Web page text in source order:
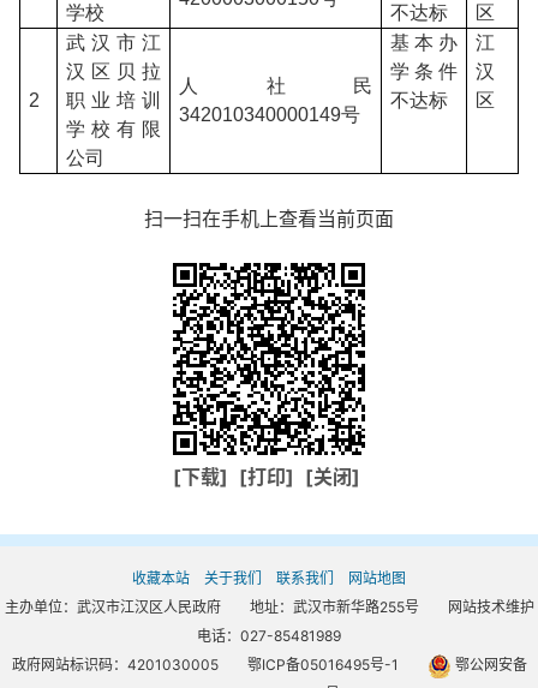
学校
不达标
区
2
武汉市江
汉区贝拉
职业培训
学校有限
公司
人社民
342010340000149号
基本办
学条件
不达标
江
汉
区
扫一扫在手机上查看当前页面
[下载] [打印] [关闭]
收藏本站 关于我们 联系我们
网站地图
主办单位：武汉市江汉区人民政府 地址：武汉市新华路255号 网站技术维护
电话：027-85481989
政府网站标识码：4201030005 鄂ICP备05016495号-1
鄂公网安备